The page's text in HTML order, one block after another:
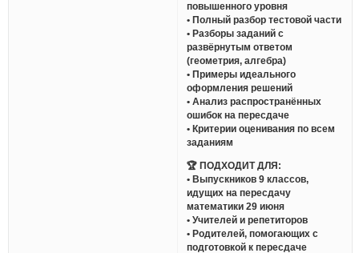
повышенного уровня
• Полный разбор тестовой части
• Разборы заданий с
развёрнутым ответом
(геометрия, алгебра)
• Примеры идеального
оформления решений
• Анализ распространённых
ошибок на пересдаче
• Критерии оценивания по всем
заданиям
🏆 ПОДХОДИТ ДЛЯ:
• Выпускников 9 классов,
идущих на пересдачу
математики 29 июня
• Учителей и репетиторов
• Родителей, помогающих с
подготовкой к пересдаче